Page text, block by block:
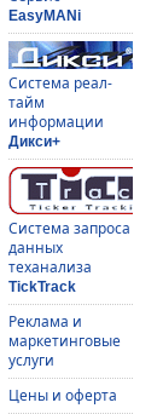
EasyMANi
Система реал-
тайм
информации
Дикси+
Система запроса
данных
теханализа
TickTrack
Реклама и
маркетинговые
услуги
Цены и оферта